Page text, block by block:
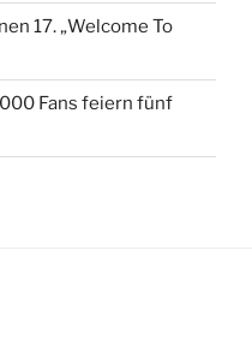
17. „Welcome To
Fans feiern fünf